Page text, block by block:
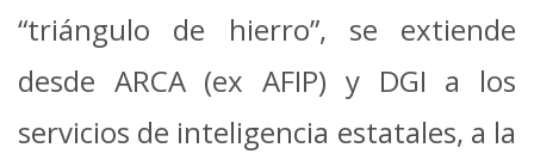
“triángulo de hierro”, se extiende
desde ARCA (ex AFIP) y DGI a los
servicios de inteligencia estatales, a la